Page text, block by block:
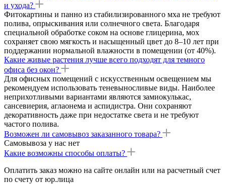
и ухода?
Фитокартины и панно из стабилизированного мха не требуют
полива, опрыскивания или солнечного света. Благодаря
специальной обработке соком на основе глицерина, мох
сохраняет свою мягкость и насыщенный цвет до 8–10 лет при
поддержании нормальной влажности в помещении (от 40%).
Какие живые растения лучше всего подходят для темного
офиса без окон?
Для офисных помещений с искусственным освещением мы
рекомендуем использовать теневыносливые виды. Наиболее
неприхотливыми вариантами являются замиокулькас,
сансевиерия, аглаонема и аспидистра. Они сохраняют
декоративность даже при недостатке света и не требуют
частого полива.
Возможен ли самовывоз заказанного товара?
Самовывоза у нас нет
Какие возможны способы оплаты?
Оплатить заказ можно на сайте онлайн или на расчетный счет
по счету от юр.лица